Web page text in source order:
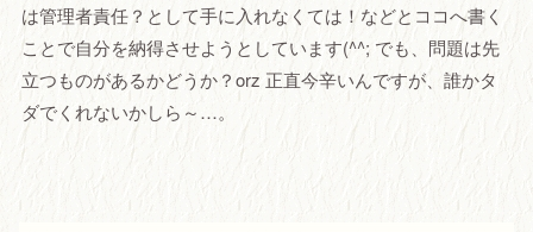
は管理者責任？として手に入れなくては！などとココへ書く
ことで自分を納得させようとしています(^^; でも、問題は先
立つものがあるかどうか？orz 正直今辛いんですが、誰かタ
ダでくれないかしら～…。